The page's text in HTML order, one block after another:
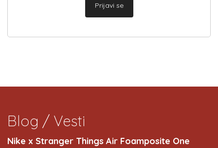
Prijavi se
Blog / Vesti
Nike x Stranger Things Air Foamposite One